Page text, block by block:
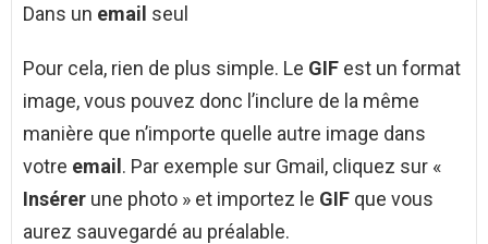
Dans un email seul
Pour cela, rien de plus simple. Le GIF est un format
image, vous pouvez donc l’inclure de la même
manière que n’importe quelle autre image dans
votre email. Par exemple sur Gmail, cliquez sur «
Insérer une photo » et importez le GIF que vous
aurez sauvegardé au préalable.